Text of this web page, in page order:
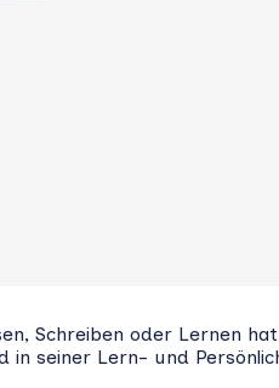
Schreiben oder Lernen
in seiner Lern- und